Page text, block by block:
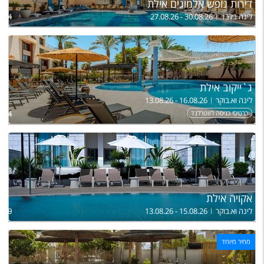
דירות נופש אלמוגים אילת
לינה בלבד 27.08.26 - 30.08.26
ג`ייקוב אילת
לינה וא.בוקר 13.08.26 - 16.08.26
כרטיסי כניסה לווטרלנד
אקויה אילת
לינה וא.בוקר 13.08.26 - 15.08.26
מחיר מיוחד